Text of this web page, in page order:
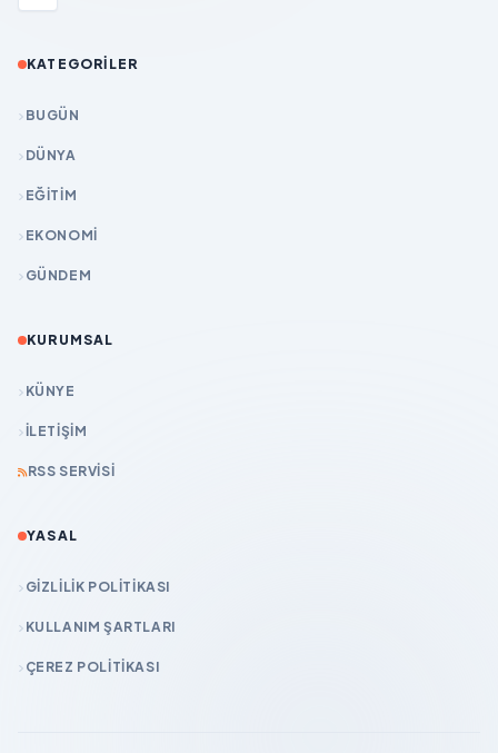
KATEGORILER
BUGÜN
DÜNYA
EĞİTİM
EKONOMİ
GÜNDEM
KURUMSAL
KÜNYE
İLETIŞIM
RSS SERVISI
YASAL
GIZLILIK POLITIKASI
KULLANIM ŞARTLARI
ÇEREZ POLITIKASI